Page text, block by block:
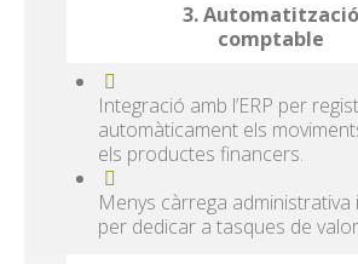
3. Automatització
comptable
Integració amb l’ERP per
automàticament els
els productes financers.
Menys càrrega administrativa
per dedicar a tasques de